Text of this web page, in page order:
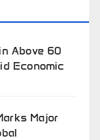
Above 60
Economic
Major